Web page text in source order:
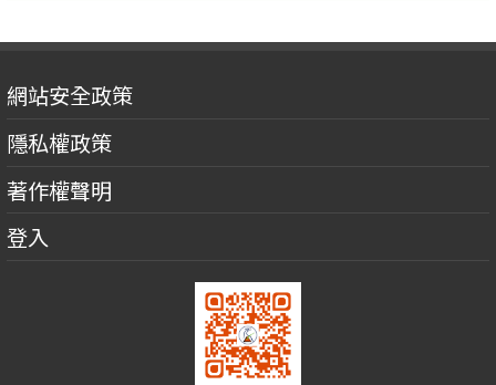
網站安全政策
隱私權政策
著作權聲明
登入